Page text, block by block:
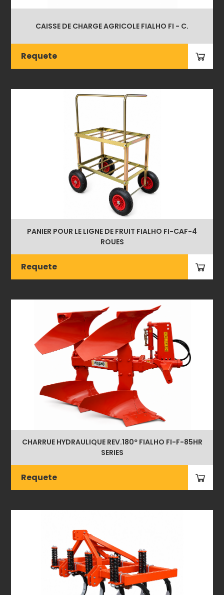
CAISSE DE CHARGE AGRICOLE FIALHO FI - C.
Requete
PANIER POUR LE LIGNE DE FRUIT FIALHO FI-CAF-4
ROUES
Requete
CHARRUE HYDRAULIQUE REV.180º FIALHO FI-F-85HR
SERIES
Requete